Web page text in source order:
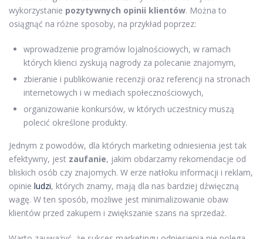
wykorzystanie pozytywnych opinii klientów. Można to
osiągnąć na różne sposoby, na przykład poprzez:
wprowadzenie programów lojalnościowych, w ramach
których klienci zyskują nagrody za polecanie znajomym,
zbieranie i publikowanie recenzji oraz referencji na stronach
internetowych i w mediach społecznościowych,
organizowanie konkursów, w których uczestnicy muszą
polecić określone produkty.
Jednym z powodów, dla których marketing odniesienia jest tak
efektywny, jest zaufanie, jakim obdarzamy rekomendacje od
bliskich osób czy znajomych. W erze natłoku informacji i reklam,
opinie ludzi, których znamy, mają dla nas bardziej dźwięczną
wagę. W ten sposób, możliwe jest minimalizowanie obaw
klientów przed zakupem i zwiększanie szans na sprzedaż.